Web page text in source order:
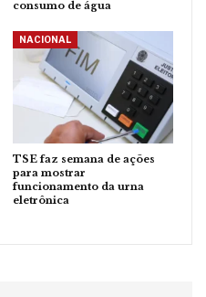
consumo de água
NACIONAL
TSE faz semana de ações
para mostrar
funcionamento da urna
eletrônica